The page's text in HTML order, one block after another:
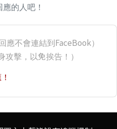
的人吧！
應不會連結到FaceBook）
攻擊，以免挨告！）